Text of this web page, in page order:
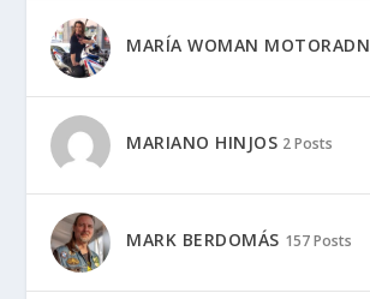
MARÍA WOMAN MOTORADN
MARIANO HINJOS 2 Posts
MARK BERDOMÁS 157 Posts